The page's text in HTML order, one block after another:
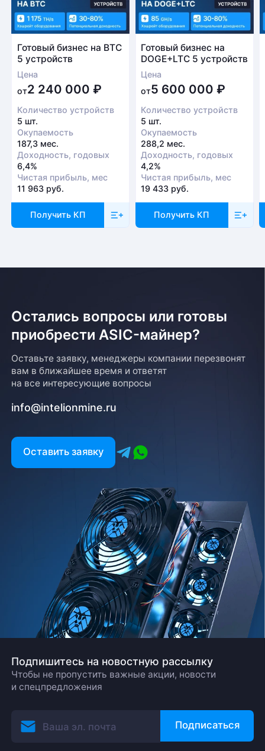
Готовый бизнес на BTC
5 устройств
Цена
от2 240 000 ₽
Количество устройств
5 шт.
Окупаемость
187,3 мес.
Доходность, годовых
6,4%
Чистая прибыль, мес
11 963 руб.
Получить КП
Готовый бизнес на
DOGE+LTC 5 устройств
Цена
от5 600 000₽
Количество устройств
5 шт.
Окупаемость
288,2 мес.
Доходность, годовых
4,2%
Чистая прибыль, мес
19 433 руб.
Получить КП
Остались вопросы или готовы
приобрести ASIC-майнер?
Оставьте заявку, менеджеры компании перезвонят
вам в ближайшее время и ответят
на все интересующие вопросы
info@intelionmine.ru
Оставить заявку
Подпишитесь на новостную рассылку
Чтобы не пропустить важные акции, новости
и спецпредложения
Подписаться